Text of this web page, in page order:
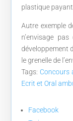
plastique
Autre exemple
n’envisage
développement
le grenelle de
Tags: Concours
Ecrit et Oral
Facebook